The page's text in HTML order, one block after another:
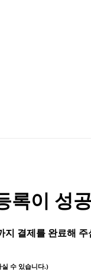
록이 성
지 결제를 완료해 주
수 있습니다.)